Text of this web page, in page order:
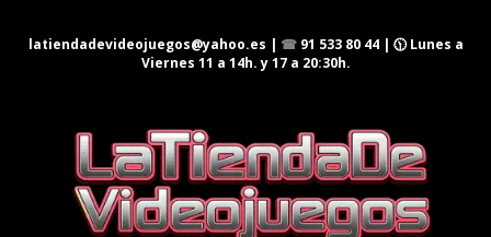
latiendadevideojuegos@yahoo.es | ☎ 91 533 80 44| 🕦 Lunes a
Viernes 11 a 14h. y 17 a 20:30h.